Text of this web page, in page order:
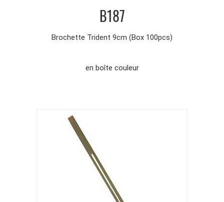
B187
Brochette Trident 9cm (Box 100pcs)
en boîte couleur